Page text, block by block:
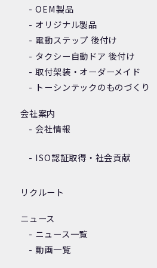
OEM製品
オリジナル製品
電動ステップ 後付け
タクシー自動ドア 後付け
取付架装・オーダーメイド
トーシンテックのものづくり
会社案内
会社情報
ISO認証取得・社会貢献
リクルート
ニュース
ニュース一覧
動画一覧